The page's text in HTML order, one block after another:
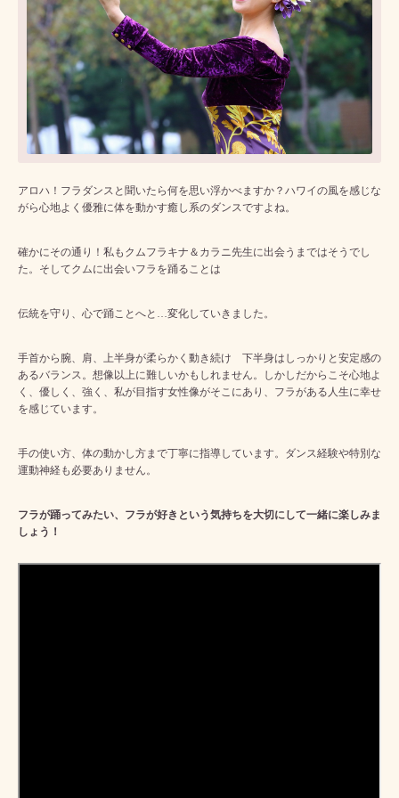
アロハ！フラダンスと聞いたら何を思い浮かべますか？ハワイの風を感じな
がら心地よく優雅に体を動かす癒し系のダンスですよね。
確かにその通り！私もクムフラキナ＆カラニ先生に出会うまではそうでし
た。そしてクムに出会いフラを踊ることは
伝統を守り、心で踊ことへと…変化していきました。
手首から腕、肩、上半身が柔らかく動き続け 下半身はしっかりと安定感の
あるバランス。想像以上に難しいかもしれません。しかしだからこそ心地よ
く、優しく、強く、私が目指す女性像がそこにあり、フラがある人生に幸せ
を感じています。
手の使い方、体の動かし方まで丁寧に指導しています。ダンス経験や特別な
運動神経も必要ありません。
フラが踊ってみたい、フラが好きという気持ちを大切にして一緒に楽しみま
しょう！